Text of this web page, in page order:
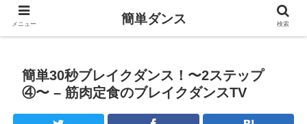
簡単30秒ブレイクダンス！〜2ステップ
④〜 – 筋肉定食のブレイクダンスTV
メニュー 簡単ダンス 検索